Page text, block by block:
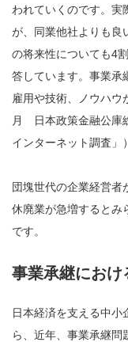
われていくのです。実
が、同業他社よりも良
の将来性についても4
答しています。事業承
雇⽤や技術、ノウハ
⽉ 日本政策金融公庫
インターネット調査」
団塊世代の企業経営者
休廃業が急増するとみ
です。
事業承継におけ
日本経済を支える中小
ら、近年、事業承継問